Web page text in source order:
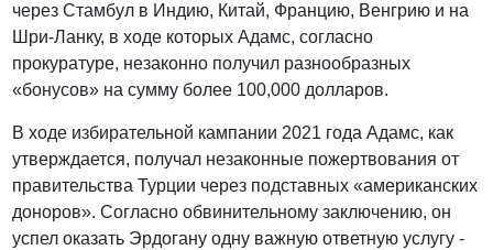
через Стамбул в Индию, Китай, Францию, Венгрию и на
Шри-Ланку, в ходе которых Адамс, согласно
прокуратуре, незаконно получил разнообразных
«бонусов» на сумму более 100,000 долларов.
В ходе избирательной кампании 2021 года Адамс, как
утверждается, получал незаконные пожертвования от
правительства Турции через подставных «американских
доноров». Согласно обвинительному заключению, он
успел оказать Эрдогану одну важную ответную услугу -